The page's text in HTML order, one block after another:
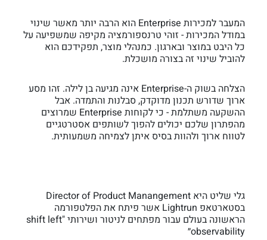
המעבר למכירות Enterprise הוא הרבה יותר מאשר שינוי
במודל המכירות - זוהי טרנספורמציה מקיפה שמשפיעה על
כל היבט במוצר ובארגון. כמנהלי מוצר, תפקידכם הוא
להוביל שינוי זה בצורה מושכלת.
הצלחה בשוק ה-Enterprise אינה מגיעה בן לילה. זהו מסע
ארוך שדורש תכנון מדוקדק, סבלנות והתמדה. אבל
ההשקעה משתלמת - כי לקוחות Enterprise שמרוצים
מהפתרון שלכם יכולים להפוך לשותפים אסטרטגיים
לטווח ארוך ולהוות בסיס איתן לצמיחה משמעותית.
גלי שליט היא Director of Product Manangement
בסטארטאפ Lightrun אשר פיתח את הפלטפורמה
הראשונה בעולם עבור מפתחים לניטור ושירותי "shift left
observability״